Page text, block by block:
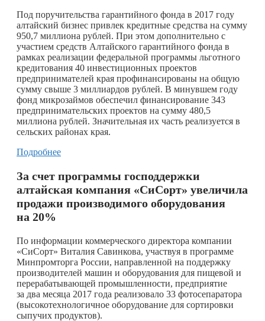
Под поручительства гарантийного фонда в 2017 году
алтайский бизнес привлек кредитные средства на сумму
950,7 миллиона рублей. При этом дополнительно с
участием средств Алтайского гарантийного фонда в
рамках реализации федеральной программы льготного
кредитования 40 инвестиционных проектов
предпринимателей края профинансированы на общую
сумму свыше 3 миллиардов рублей. В минувшем году
фонд микрозаймов обеспечил финансирование 343
предпринимательских проектов на сумму 480,5
миллиона рублей. Значительная их часть реализуется в
сельских районах края.
Подробнее
За счет программы господдержки
алтайская компания «СиСорт» увеличила
продажи производимого оборудования
на 20%
По информации коммерческого директора компании
«СиСорт» Виталия Савинкова, участвуя в программе
Минпромторга России, направленной на поддержку
производителей машин и оборудования для пищевой и
перерабатывающей промышленности, предприятие
за два месяца 2017 года реализовало 33 фотосепаратора
(высокотехнологичное оборудование для сортировки
сыпучих продуктов).